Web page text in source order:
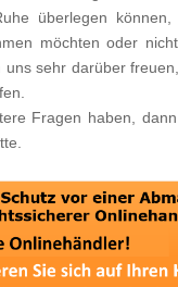
überlegen
möchten oder
uns sehr darüber
Fragen haben,